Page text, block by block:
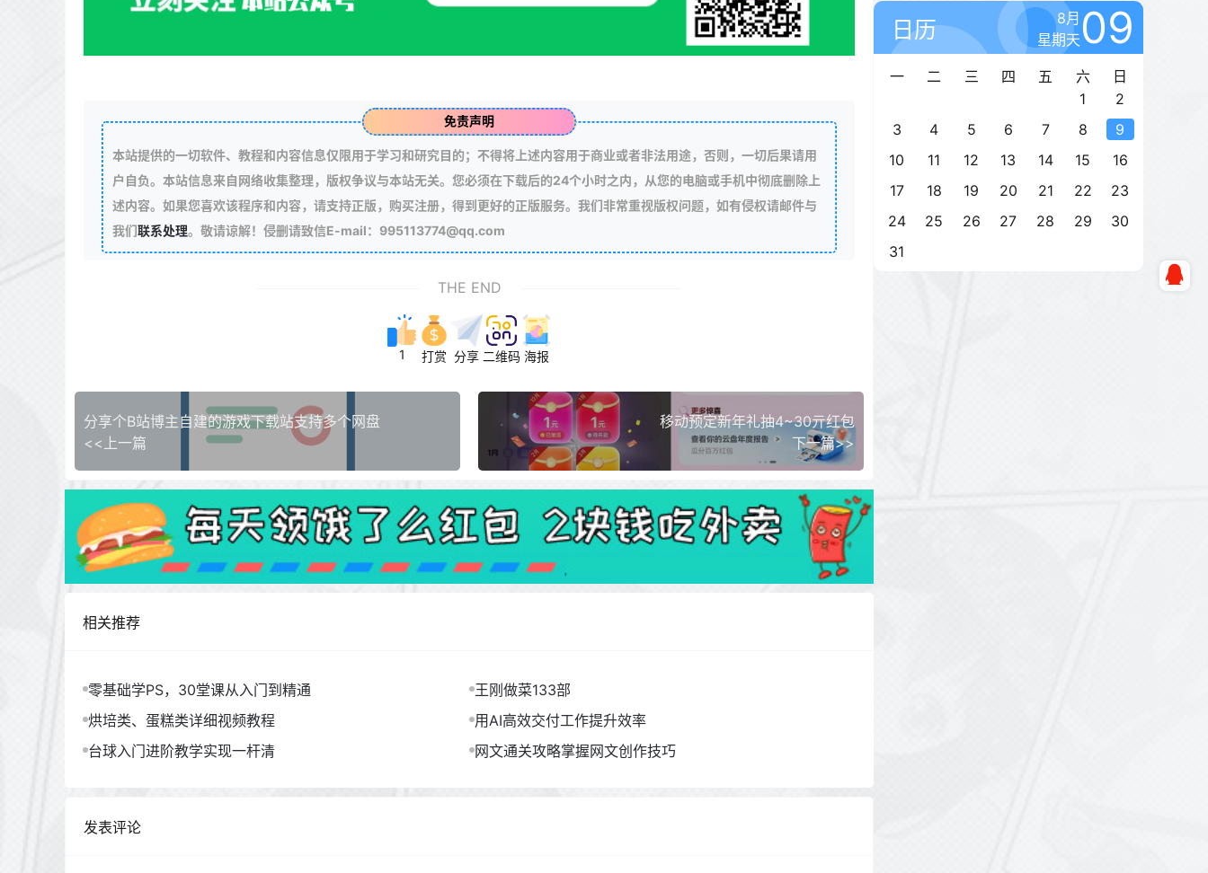
免责声明
本站提供的一切软件、教程和内容信息仅限用于学习和研究目的；不得将上述内容用于商业或者非法用途，否则，一切后果请用
户自负。本站信息来自网络收集整理，版权争议与本站无关。您必须在下载后的24个小时之内，从您的电脑或手机中彻底删除上
述内容。如果您喜欢该程序和内容，请支持正版，购买注册，得到更好的正版服务。我们非常重视版权问题，如有侵权请邮件与
我们联系处理。敬请谅解！侵删请致信E-mail：995113774@qq.com
THE END
1 打赏 分享 二维码 海报
分享个B站博主自建的游戏下载站支持多个网盘
<<上一篇
移动预定新年礼抽4~30亓红包
下一篇>>
相关推荐
零基础学PS，30堂课从入门到精通
王刚做菜133部
烘培类、蛋糕类详细视频教程
用AI高效交付工作提升效率
台球入门进阶教学实现一杆清
网文通关攻略掌握网文创作技巧
发表评论
日历
8月
星期天09
一 二 三 四 五 六
日
1
2
3
4 5 6 7 8
9
10
11 12 13 14 15
16
17
18 19 20 21 22
23
24
25 26 27 28 29
30
31